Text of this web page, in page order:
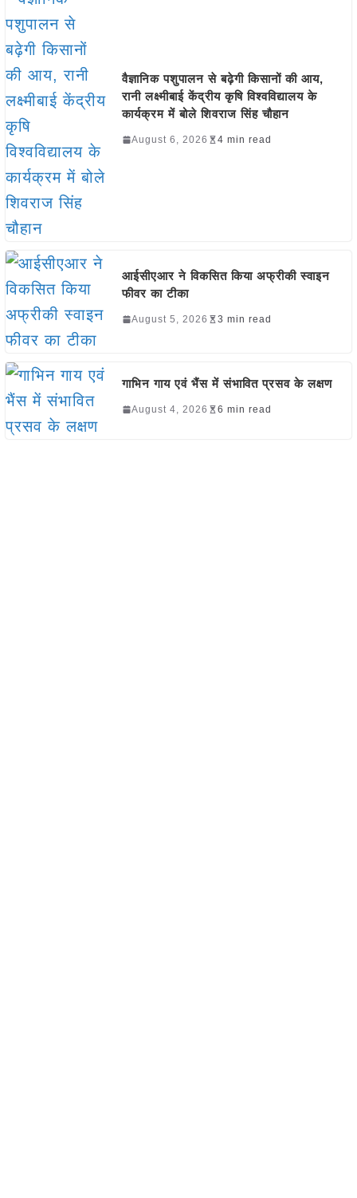
वैज्ञानिक पशुपालन से बढ़ेगी किसानों की आय,
रानी लक्ष्मीबाई केंद्रीय कृषि विश्वविद्यालय के
कार्यक्रम में बोले शिवराज सिंह चौहान
August 6, 2026 4 min read
आईसीएआर ने विकसित किया अफ्रीकी स्वाइन
फीवर का टीका
August 5, 2026 3 min read
गाभिन गाय एवं भैंस में संभावित प्रसव के लक्षण
August 4, 2026 6 min read